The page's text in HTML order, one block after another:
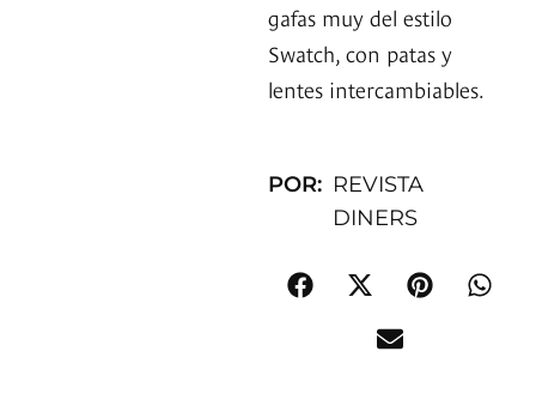
gafas muy del estilo
Swatch, con patas y
lentes intercambiables.
POR: REVISTA
DINERS